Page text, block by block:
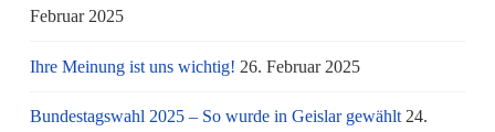
Februar 2025
Ihre Meinung ist uns wichtig! 26. Februar 2025
Bundestagswahl 2025 – So wurde in Geislar gewählt 24.